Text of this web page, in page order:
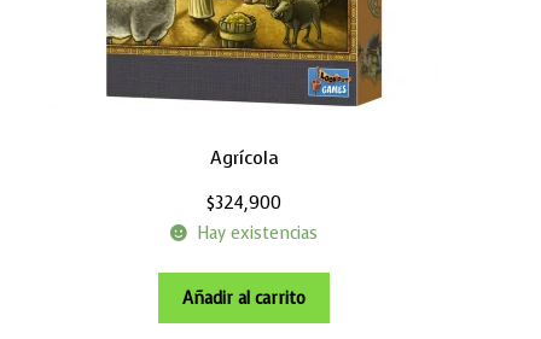
Agrícola
$324,900
Hay existencias
Añadir al carrito